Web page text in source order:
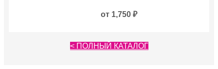
от 1,750 ₽
< ПОЛНЫЙ КАТАЛОГ